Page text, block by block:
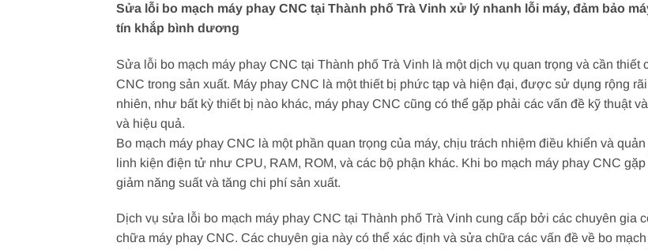
Sửa lỗi bo mạch máy phay CNC tại Thành phố Trà Vinh xử lý nhanh lỗi máy, đảm bảo
tín khắp bình dương
Sửa lỗi bo mạch máy phay CNC tại Thành phố Trà Vinh là một dịch vụ quan trọng và cần
CNC trong sản xuất. Máy phay CNC là một thiết bị phức tạp và hiện đại, được sử dụng rộng
nhiên, như bất kỳ thiết bị nào khác, máy phay CNC cũng có thể gặp phải các vấn đề kỹ thuật
và hiệu quả.
Bo mạch máy phay CNC là một phần quan trọng của máy, chịu trách nhiệm điều khiển và
linh kiện điện tử như CPU, RAM, ROM, và các bộ phận khác. Khi bo mạch máy phay CNC
giảm năng suất và tăng chi phí sản xuất.
Dịch vụ sửa lỗi bo mạch máy phay CNC tại Thành phố Trà Vinh cung cấp bởi các chuyên gia
chữa máy phay CNC. Các chuyên gia này có thể xác định và sửa chữa các vấn đề về bo